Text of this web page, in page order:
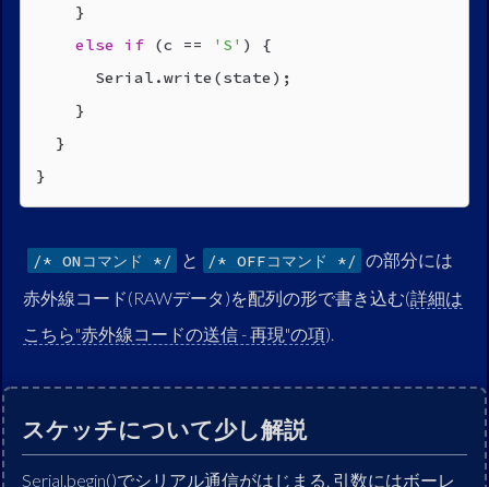
    }
else
if (c == 'S' ) {
      Serial.write(state);
    }
  }
}
/* ONコマンド */ と /* OFFコマンド */ の部分には
赤外線コード(RAWデータ)を配列の形で書き込む(詳細は
こちら"赤外線コードの送信 - 再現"の項).
スケッチについて少し解説
Serial.begin()でシリアル通信がはじまる. 引数にはボーレ